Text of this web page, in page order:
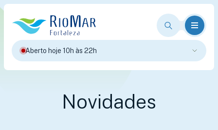
Aberto hoje 10h às 22h
Novidades